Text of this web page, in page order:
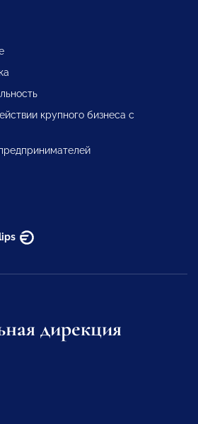
крупного бизнеса с
дирекция